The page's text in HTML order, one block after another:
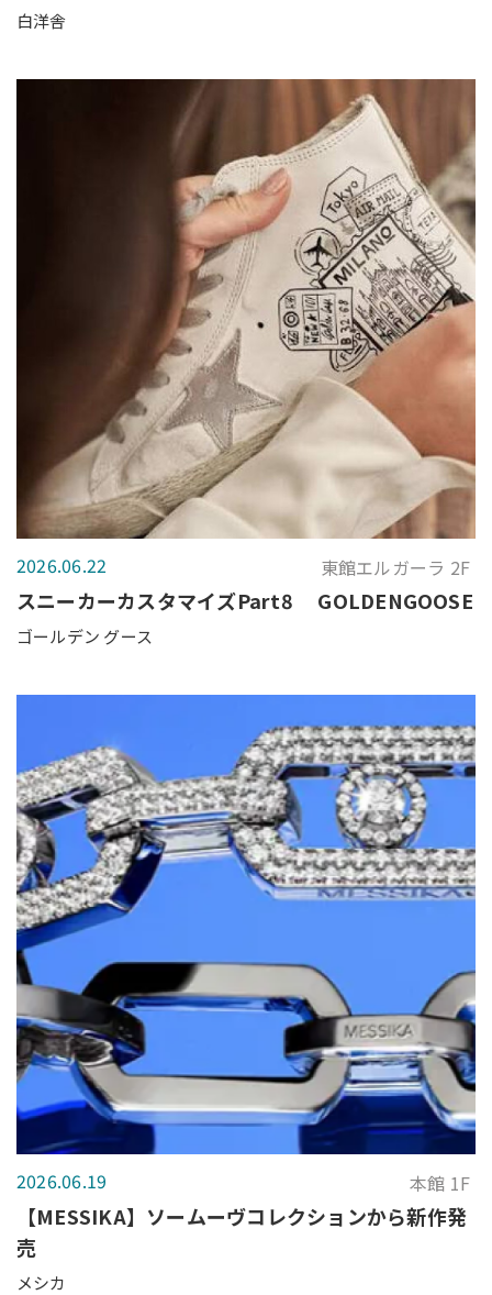
白洋舎
2026.06.22 東館エルガーラ 2F
スニーカーカスタマイズPart8 GOLDENGOOSE
ゴールデン グース
2026.06.19 本館 1F
【MESSIKA】ソームーヴコレクションから新作発
売
メシカ